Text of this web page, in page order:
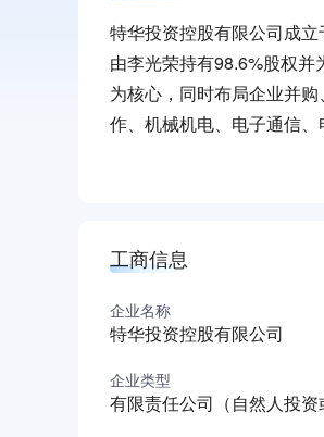
特华投资控股有限公司成
由李光荣持有98.6%股权
为核心，同时布局企业并
作、机械机电、电子通信
达股份实际控制人李光荣
响力。 公司参与发起设立
工商信息
企业名称
特华投资控股有限公司
企业类型
有限责任公司（自然人投资